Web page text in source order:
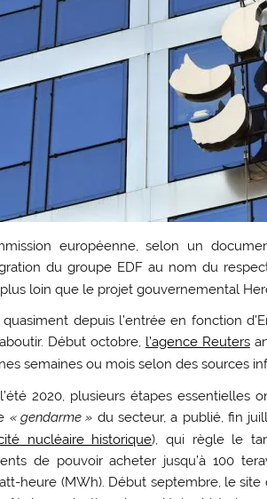
européenne, selon un
du groupe EDFau nom du
loin que le projet gouvernemental
depuis l’entrée en fonction
Début octobre, l’agence Reuters
semaines ou mois selon des sources
2020, plusieurs étapes essentielles
« gendarme » du secteur, a publié, fin
nucléaire historique), qui règle le
de pouvoir acheter jusqu’à 100
heure (MWh). Début septembre, le site